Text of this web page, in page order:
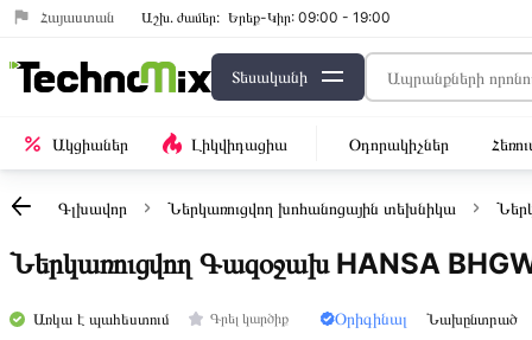
Հայաստան Աշխ․ ժամեր: Երեք-Կիր: 09:00 - 19:00
Տեսականի
Ակցիաներ Լիկվիդացիա Օդորակիչներ
Գլխավոր Ներկառուցվող խոհանոցային տեխնիկա
Ներկառուցվող Գազօջախ HANSA
Առկա է պահեստում Գրել կարծիք Օրիգինալ Նախընտրած